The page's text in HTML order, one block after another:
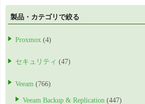
製品・カテゴリで絞る
Proxmox (4)
セキュリティ (47)
Veeam (766)
Veeam Backup & Replication (447)